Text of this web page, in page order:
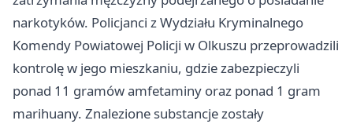
narkotyków. Policjanci z Wydziału Kryminalnego
Komendy Powiatowej Policji w Olkuszu przeprowadzili
kontrolę w jego mieszkaniu, gdzie zabezpieczyli
ponad 11 gramów amfetaminy oraz ponad 1 gram
marihuany. Znalezione substancje zostały